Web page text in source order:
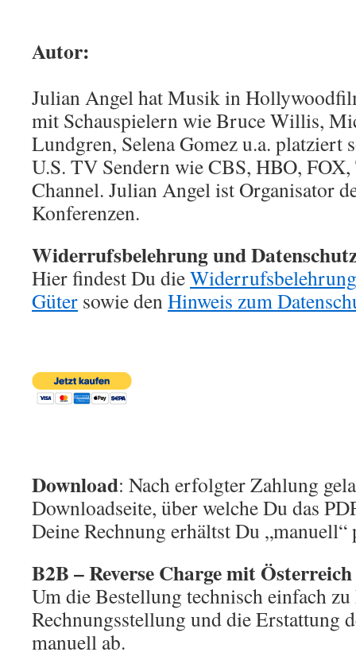
Autor:
Julian Angel hat Musik in
mit Schauspielern wie Bruce Willis,
Lundgren, Selena Gomez u.a. platziert
U.S. TV Sendern wie CBS, HBO,
Channel. Julian Angel ist Organisator
Konferenzen.
Widerrufsbelehrung und
Hier findest Du die
Güter sowie denHinweis zum
Download: Nach erfolgter Zahlung
Downloadseite, über welche Du das
Deine Rechnung erhältst Du „manuell“
B2B – Reverse Charge mit
Um die Bestellung technisch einfach
Rechnungsstellung und die Erstattung
manuell ab.